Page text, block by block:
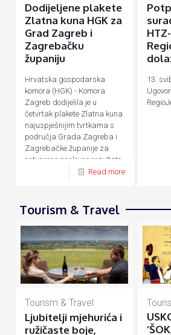
Dodijeljene plakete
Zlatna kuna HGK za
Grad Zagreb i
Zagrebačku
županiju
Hrvatska gospodarska
komora (HGK) - Komora
Zagreb dodijelila je u
četvrtak plakete Zlatna kuna
najuspješnijim tvrtkama s
područja Grada Zagreba i
Zagrebačke županije za
ostvarene poslovne rezultate
u 2020., izvijestili su iz HGK.
Read more
13.
Tourism & Travel
Tourism & Travel
Ljubitelji mjehurića i
ružičaste boje,